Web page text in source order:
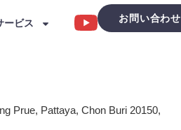
ービス お問い合わせ
Prue, Pattaya, Chon Buri 20150,